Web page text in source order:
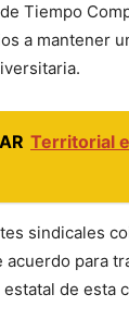
Tiempo
a mantener
Territorial
sindicales
para
de esta